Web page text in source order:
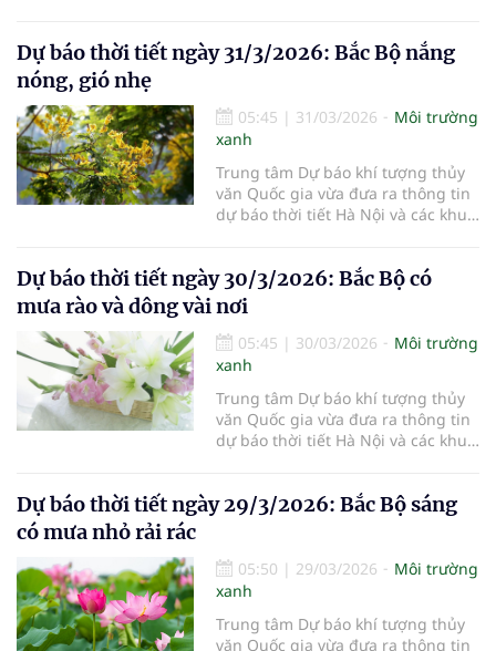
Dự báo thời tiết ngày 31/3/2026: Bắc Bộ nắng
nóng, gió nhẹ
05:45 | 31/03/2026
Môi trường
xanh
Trung tâm Dự báo khí tượng thủy
văn Quốc gia vừa đưa ra thông tin
dự báo thời tiết Hà Nội và các khu
Dự báo thời tiết ngày 30/3/2026: Bắc Bộ có
mưa rào và dông vài nơi
05:45 | 30/03/2026
Môi trường
xanh
Trung tâm Dự báo khí tượng thủy
văn Quốc gia vừa đưa ra thông tin
dự báo thời tiết Hà Nội và các khu
Dự báo thời tiết ngày 29/3/2026: Bắc Bộ sáng
có mưa nhỏ rải rác
05:50 | 29/03/2026
Môi trường
xanh
Trung tâm Dự báo khí tượng thủy
văn Quốc gia vừa đưa ra thông tin